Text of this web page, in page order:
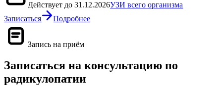
Действует до 31.12.2026УЗИ всего организма
Записаться
Подробнее
Запись на приём
Записаться на консультацию по
радикулопатии